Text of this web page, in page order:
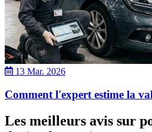
13 Mar. 2026
Comment l'expert estime la
Les meilleurs avis sur